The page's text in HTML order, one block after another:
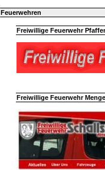
Feuerwehren
Freiwillige Feuerwehr
Freiwillige Feuerwehr